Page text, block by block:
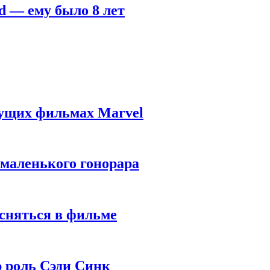
— ему было 8 лет
фильмах Marvel
гонорара
в фильме
роль Сэди Синк